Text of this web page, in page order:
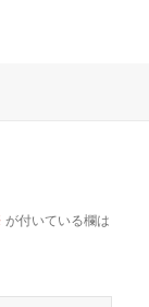
が付いている欄は